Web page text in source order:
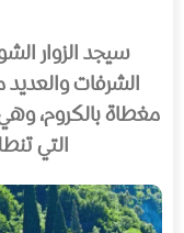
سيجد الزوار
الشرفات
مغطاة بالكروم،
التي